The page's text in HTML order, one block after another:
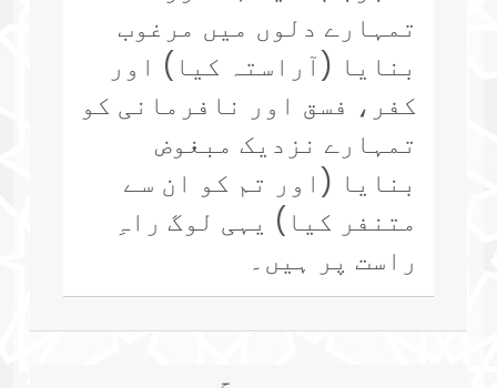
تمہارے دلوں میں مرغوب
بنایا (آراستہ کیا) اور
کفر، فسق اور نافرمانی کو
تمہارے نزدیک مبغوض
بنایا (اور تم کو ان سے
متنفر کیا) یہی لوگ راہِ
راست پر ہیں۔